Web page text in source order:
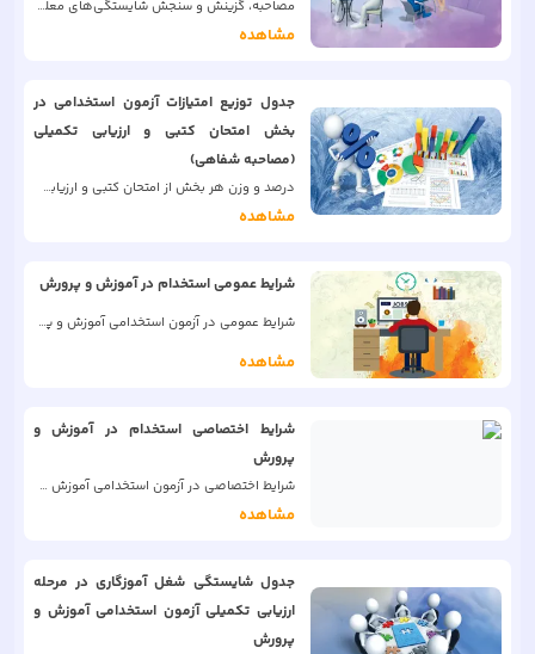
مصاحبه، گزینش و سنجش شایستگی‌‎های معلمی توسط کانون‌های ارزیابی برای پذیرفته شدگان چند برابر ظرفیت امتحان کتبی
مشاهده
جدول توزيع امتيازات آزمون استخدامی در
بخش امتحان كتبی و ارزيابی تكميلی
(مصاحبه شفاهی)
درصد و وزن هر بخش از امتحان كتبی و ارزيابی تكميلی (مصاحبه شفاهی) در آزمون استخدامی آموزش و پرورش
مشاهده
شرایط عمومی استخدام در آموزش و پرورش
شرایط عمومی در آزمون استخدامی آموزش و پرورش
مشاهده
شرایط اختصاصی استخدام در آموزش و
پرورش
شرایط اختصاصی در آزمون استخدامی آموزش و پرورش
مشاهده
جدول شایستگی شغل آموزگاری در مرحله
ارزیابی تکمیلی آزمون استخدامی آموزش و
پرورش